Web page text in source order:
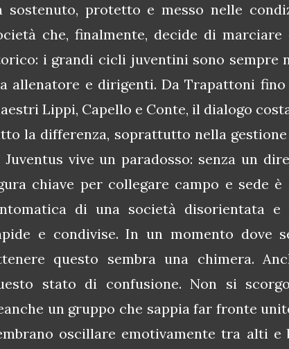
sostenuto, protetto e messo nelle
che, finalmente, decide di
i grandi cicli juventini sono sempre
allenatore e dirigenti. Da Trapattoni
Lippi, Capello e Conte, il dialogo
la differenza, soprattutto nella gestione
Juventus vive un paradosso: senza un
chiave per collegare campo e sede è
di una società disorientata e
e condivise. In un momento dove
questo sembra una chimera.
stato di confusione. Non si
un gruppo che sappia far fronte
oscillare emotivamente tra alti e